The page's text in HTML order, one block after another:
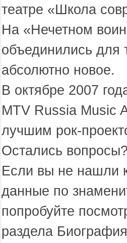
театре «Школа
На «Нечетном
объединились для
абсолютно новое.
В октябре 2007
MTV Russia Music
лучшим рок-
Остались
Если вы не нашли
данные по
попробуйте
раздела